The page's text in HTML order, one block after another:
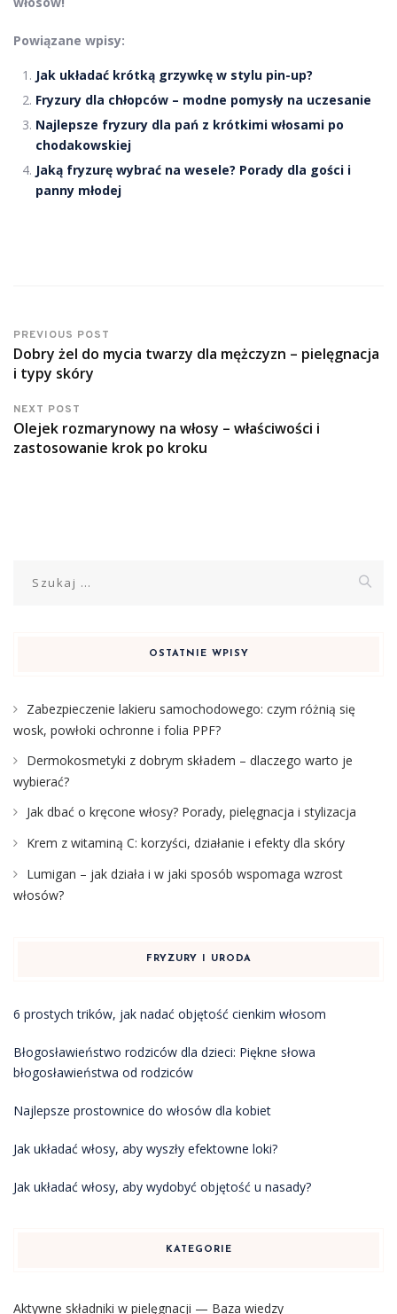
Powiązane wpisy:
Jak układać krótką grzywkę w stylu pin-up?
Fryzury dla chłopców – modne pomysły na uczesanie
Najlepsze fryzury dla pań z krótkimi włosami po
chodakowskiej
Jaką fryzurę wybrać na wesele? Porady dla gości i
panny młodej
PREVIOUS POST
Dobry żel do mycia twarzy dla mężczyzn – pielęgnacja
i typy skóry
NEXT POST
Olejek rozmarynowy na włosy – właściwości i
zastosowanie krok po kroku
OSTATNIE WPISY
Zabezpieczenie lakieru samochodowego: czym różnią się
wosk, powłoki ochronne i folia PPF?
Dermokosmetyki z dobrym składem – dlaczego warto je
wybierać?
Jak dbać o kręcone włosy? Porady, pielęgnacja i stylizacja
Krem z witaminą C: korzyści, działanie i efekty dla skóry
Lumigan – jak działa i w jaki sposób wspomaga wzrost
włosów?
FRYZURY I URODA
6 prostych trików, jak nadać objętość cienkim włosom
Błogosławieństwo rodziców dla dzieci: Piękne słowa
błogosławieństwa od rodziców
Najlepsze prostownice do włosów dla kobiet
Jak układać włosy, aby wyszły efektowne loki?
Jak układać włosy, aby wydobyć objętość u nasady?
KATEGORIE
Aktywne składniki w pielęgnacji — Baza wiedzy